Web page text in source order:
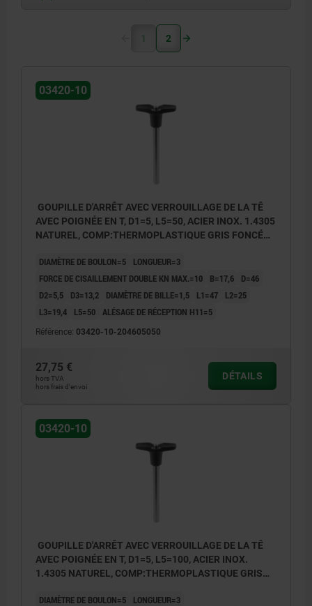
1 2
03420-10
GOUPILLE D'ARRÊT AVEC VERROUILLAGE DE LA TÊ
AVEC POIGNÉE EN T, D1=5, L5=50, ACIER INOX. 1.4305
NATUREL, COMP:THERMOPLASTIQUE GRIS FONCÉ
DIAMÈTRE DE BOULON=5
LONGUEUR=3
FORCE DE CISAILLEMENT DOUBLE KN MAX.=10
B=17,6
D=46
D2=5,5
D3=13,2 DIAMÈTRE DE BILLE=1,5 L1=47
L2=25
L3=19,4
L5=50 ALÉSAGE DE RÉCEPTION H11=5
Référence: 03420-10-204605050
27,75 €
hors TVA
hors frais d’envoi
DÉTAILS
03420-10
GOUPILLE D'ARRÊT AVEC VERROUILLAGE DE LA TÊ
AVEC POIGNÉE EN T, D1=5, L5=100, ACIER INOX.
1.4305 NATUREL, COMP:THERMOPLASTIQUE GRIS
DIAMÈTRE DE BOULON=5
LONGUEUR=3